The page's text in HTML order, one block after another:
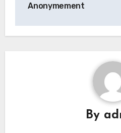
Anonymement
By